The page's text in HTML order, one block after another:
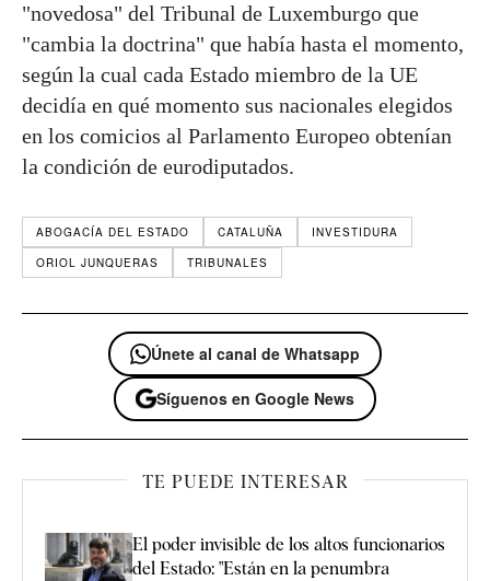
"novedosa" del Tribunal de Luxemburgo que
"cambia la doctrina" que había hasta el momento,
según la cual cada Estado miembro de la UE
decidía en qué momento sus nacionales elegidos
en los comicios al Parlamento Europeo obtenían
la condición de eurodiputados.
ABOGACÍA DEL ESTADO CATALUÑA
INVESTIDURA
ORIOL JUNQUERAS
TRIBUNALES
Únete al canal de Whatsapp
Síguenos en Google News
TE PUEDE INTERESAR
El poder invisible de los altos funcionarios
del Estado: "Están en la penumbra